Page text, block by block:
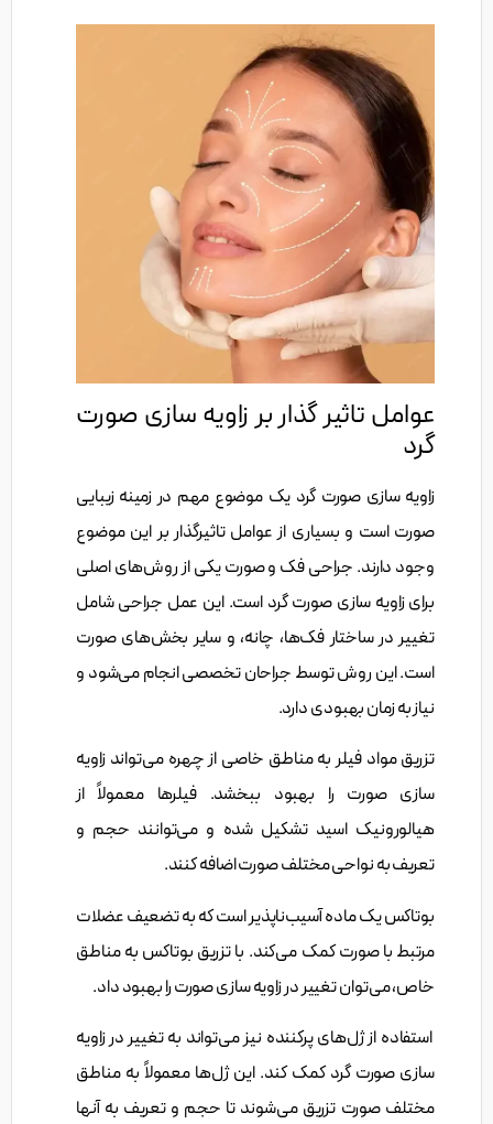
عوامل تاثیر گذار بر زاویه سازی صورت
گرد
زاویه سازی صورت گرد یک موضوع مهم در زمینه زیبایی
صورت است و بسیاری از عوامل تاثیرگذار بر این موضوع
وجود دارند. جراحی فک و صورت یکی از روش‌های اصلی
برای زاویه سازی صورت گرد است. این عمل جراحی شامل
تغییر در ساختار فک‌ها، چانه، و سایر بخش‌های صورت
است. این روش توسط جراحان تخصصی انجام می‌شود و
نیاز به زمان بهبودی دارد.
تزریق مواد فیلر به مناطق خاصی از چهره می‌تواند زاویه
سازی صورت را بهبود ببخشد. فیلرها معمولاً از
هیالورونیک اسید تشکیل شده و می‌توانند حجم و
تعریف به نواحی مختلف صورت اضافه کنند.
بوتاکس یک ماده آسیب‌ناپذیر است که به تضعیف عضلات
مرتبط با صورت کمک می‌کند. با تزریق بوتاکس به مناطق
خاص، می‌توان تغییر در زاویه سازی صورت را بهبود داد.
استفاده از ژل‌های پرکننده نیز می‌تواند به تغییر در زاویه
سازی صورت گرد کمک کند. این ژل‌ها معمولاً به مناطق
مختلف صورت تزریق می‌شوند تا حجم و تعریف به آنها